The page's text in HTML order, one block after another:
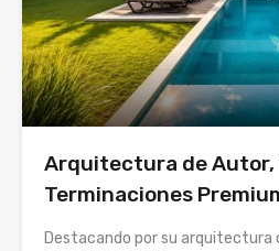
Arquitectura de
Terminaciones
Destacando por su arquitectura